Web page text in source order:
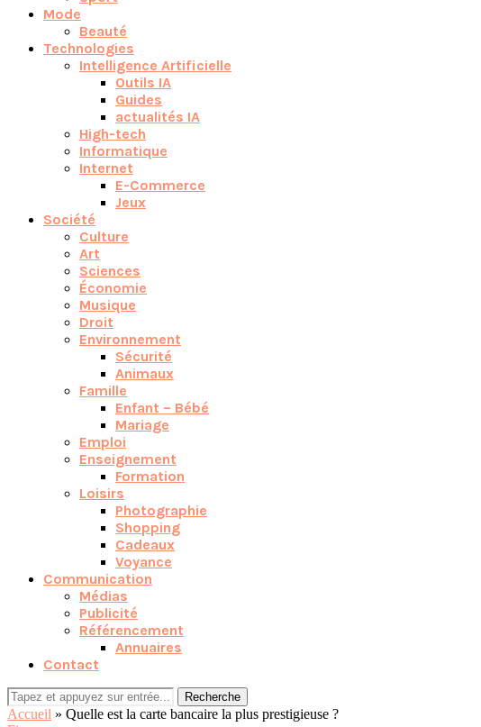
Mode
Beauté
Technologies
Intelligence Artificielle
Outils IA
Guides
actualités IA
High-tech
Informatique
Internet
E-Commerce
Jeux
Société
Culture
Art
Sciences
Économie
Musique
Droit
Environnement
Sécurité
Animaux
Famille
Enfant – Bébé
Mariage
Emploi
Enseignement
Formation
Loisirs
Photographie
Shopping
Cadeaux
Voyance
Communication
Médias
Publicité
Référencement
Annuaires
Contact
Recherche
Accueil » Quelle est la carte bancaire la plus prestigieuse ?